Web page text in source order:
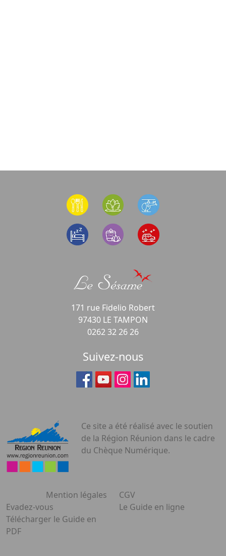
171 rue Fidelio Robert
97430 LE TAMPON
0262 32 26 26
Suivez-nous
Ce site a été réalisé avec le soutien
de la Région Réunion dans le cadre
du Chèque Numérique.
Mention légales
CGV
Evadez-vous
Le Guide en ligne
Télécharger le Guide en
PDF